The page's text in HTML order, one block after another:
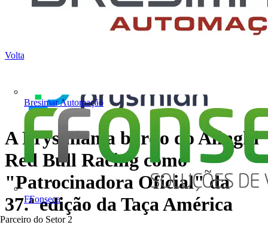
Bresimar Automação
FFonseca
Parceiro do Setor 2
Voltar para Notícias
A Prysmian a bordo do Alinghi
Red Bull Racing como
"Patrocinadora Oficial" da
37.ª edição da Taça América